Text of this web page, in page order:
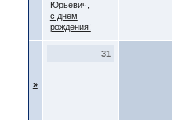
Юрьевич,
с днем
рождения!
»
31